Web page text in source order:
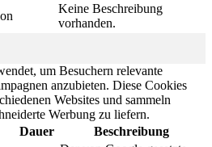
Keine Beschreibung
vorhanden.
um Besuchern relevante
anzubieten. Diese Cookies
Websites und sammeln
Werbung zu liefern.
Dauer Beschreibung